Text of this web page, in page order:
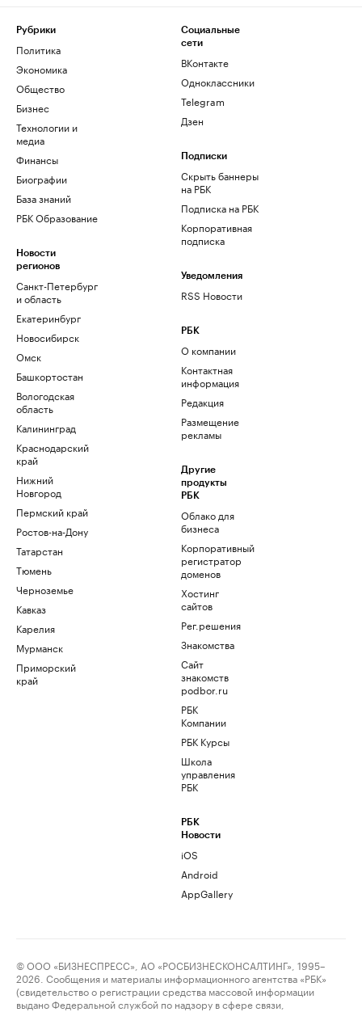
Рубрики
Политика
Экономика
Общество
Бизнес
Технологии и
медиа
Финансы
Биографии
База знаний
РБК Образование
Новости
регионов
Санкт-Петербург
и область
Екатеринбург
Новосибирск
Омск
Башкортостан
Вологодская
область
Калининград
Краснодарский
край
Нижний
Новгород
Пермский край
Ростов-на-Дону
Татарстан
Тюмень
Черноземье
Кавказ
Карелия
Мурманск
Приморский
край
Социальные
сети
ВКонтакте
Одноклассники
Telegram
Дзен
Подписки
Скрыть баннеры
на РБК
Подписка на РБК
Корпоративная
подписка
Уведомления
RSS Новости
РБК
О компании
Контактная
информация
Редакция
Размещение
рекламы
Другие
продукты
РБК
Облако для
бизнеса
Корпоративный
регистратор
доменов
Хостинг
сайтов
Рег.решения
Знакомства
Сайт
знакомств
podbor.ru
РБК
Компании
РБК Курсы
Школа
управления
РБК
РБК
Новости
iOS
Android
AppGallery
© ООО «БИЗНЕСПРЕСС», АО «РОСБИЗНЕСКОНСАЛТИНГ», 1995–
2026. Сообщения и материалы информационного агентства «РБК»
(свидетельство о регистрации средства массовой информации
выдано Федеральной службой по надзору в сфере связи,